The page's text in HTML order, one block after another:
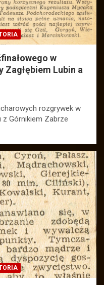
w
Zagłębiem Lubin a
rozgrywek w
Górnikiem Zabrze